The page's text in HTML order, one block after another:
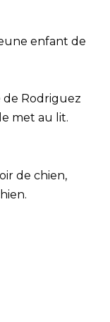
enfant de
Rodriguez
met au lit.
de chien,